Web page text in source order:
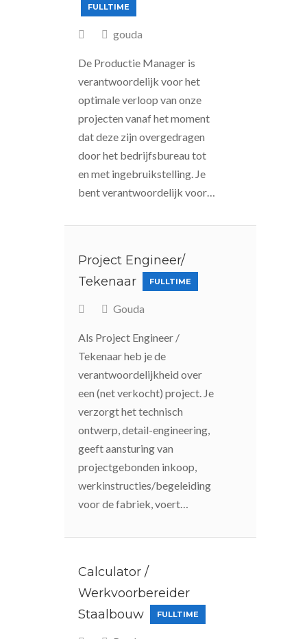
FULLTIME
gouda
De Productie Manager is
verantwoordelijk voor het
optimale verloop van onze
projecten vanaf het moment
dat deze zijn overgedragen
door het bedrijfsbureau tot
en met ingebruikstelling. Je
bent verantwoordelijk voor…
Project Engineer/
Tekenaar
FULLTIME
Gouda
Als Project Engineer /
Tekenaar heb je de
verantwoordelijkheid over
een (net verkocht) project. Je
verzorgt het technisch
ontwerp, detail-engineering,
geeft aansturing van
projectgebonden inkoop,
werkinstructies/begeleiding
voor de fabriek, voert…
Calculator /
Werkvoorbereider
Staalbouw
FULLTIME